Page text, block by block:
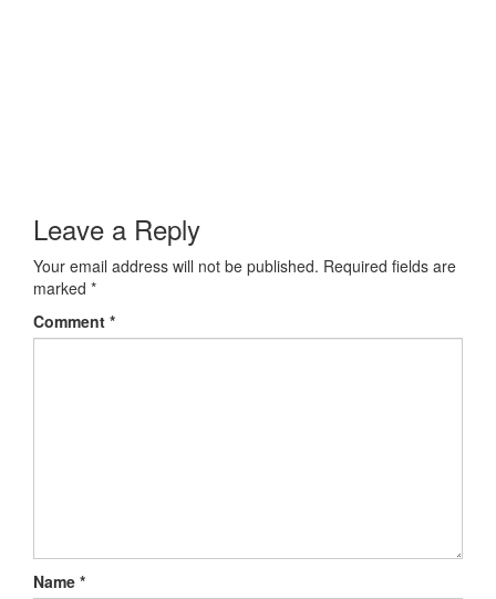
Leave a Reply
Your email address will not be published. Required fields are
marked *
Comment *
Name *